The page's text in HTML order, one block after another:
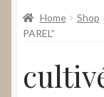
WebShop
Home Shop
PAREL”